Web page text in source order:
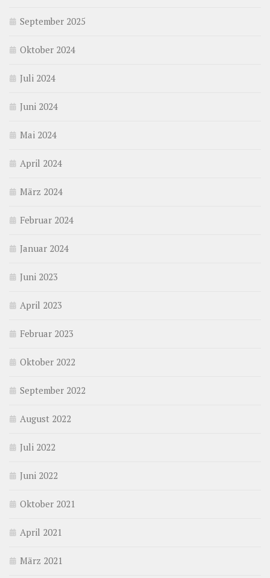
September 2025
Oktober 2024
Juli 2024
Juni 2024
Mai 2024
April 2024
März 2024
Februar 2024
Januar 2024
Juni 2023
April 2023
Februar 2023
Oktober 2022
September 2022
August 2022
Juli 2022
Juni 2022
Oktober 2021
April 2021
März 2021